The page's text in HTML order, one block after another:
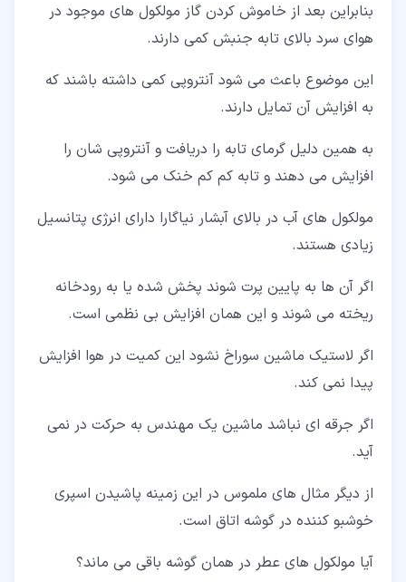
بنابراین بعد از خاموش کردن گاز مولکول های موجود در
هوای سرد بالای تابه جنبش کمی دارند.
این موضوع باعث می شود آنتروپی کمی داشته باشند که
به افزایش آن تمایل دارند.
به همین دلیل گرمای تابه را دریافت و آنتروپی شان را
افزایش می دهند و تابه کم کم خنک می شود.
مولکول های آب در بالای آبشار نیاگارا دارای انرژی پتانسیل
زیادی هستند.
اگر آن ها به پایین پرت شوند پخش شده یا به رودخانه
ریخته می شوند و این همان افزایش بی نظمی است.
اگر لاستیک ماشین سوراخ نشود این کمیت در هوا افزایش
پیدا نمی کند.
اگر جرقه ای نباشد ماشین یک مهندس به حرکت در نمی
آید.
از دیگر مثال های ملموس در این زمینه پاشیدن اسپری
خوشبو کننده در گوشه اتاق است.
آیا مولکول های عطر در همان گوشه باقی می ماند؟